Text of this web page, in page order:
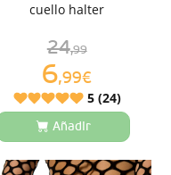
cuello halter
24,99
6,99€
5 (24)
Añadir